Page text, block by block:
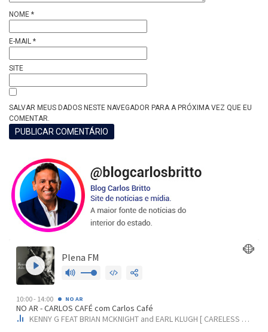
NOME *
E-MAIL *
SITE
SALVAR MEUS DADOS NESTE NAVEGADOR PARA A PRÓXIMA VEZ QUE EU
COMENTAR.